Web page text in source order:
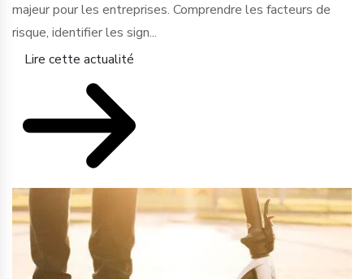
majeur pour les entreprises. Comprendre les facteurs de
risque, identifier les sign...
Lire cette actualité